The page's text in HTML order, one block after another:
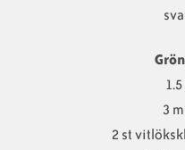
3
2 st